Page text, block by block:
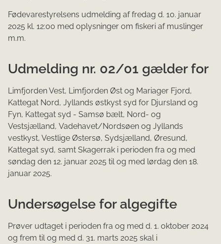
Fødevarestyrelsens udmelding af fredag d. 10. januar
2025 kl. 12:00 med oplysninger om fiskeri af muslinger
m.m.
Udmelding nr. 02/01 gælder for
Limfjorden Vest, Limfjorden Øst og Mariager Fjord,
Kattegat Nord, Jyllands østkyst syd for Djursland og
Fyn, Kattegat syd - Samsø bælt, Nord- og
Vestsjælland, Vadehavet/Nordsøen og Jyllands
vestkyst, Vestlige Østersø, Sydsjælland, Øresund,
Kattegat syd, samt Skagerrak i perioden fra og med
søndag den 12. januar 2025 til og med lørdag den 18.
januar 2025.
Undersøgelse for algegifte
Prøver udtaget i perioden fra og med d. 1. oktober 2024
og frem til og med d. 31. marts 2025 skal i